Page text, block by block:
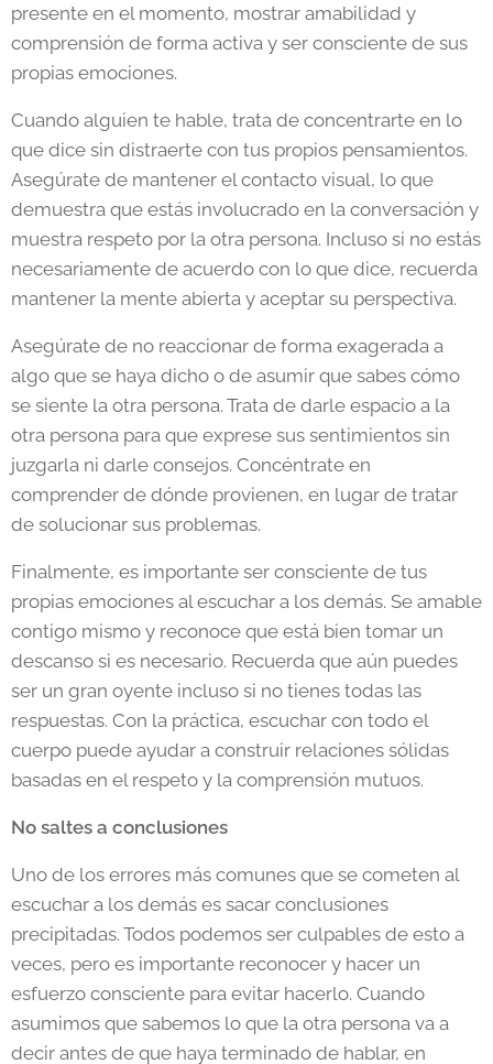
presente en el momento, mostrar amabilidad y
comprensión de forma activa y ser consciente de sus
propias emociones.
Cuando alguien te hable, trata de concentrarte en lo
que dice sin distraerte con tus propios pensamientos.
Asegúrate de mantener el contacto visual, lo que
demuestra que estás involucrado en la conversación y
muestra respeto por la otra persona. Incluso si no estás
necesariamente de acuerdo con lo que dice, recuerda
mantener la mente abierta y aceptar su perspectiva.
Asegúrate de no reaccionar de forma exagerada a
algo que se haya dicho o de asumir que sabes cómo
se siente la otra persona. Trata de darle espacio a la
otra persona para que exprese sus sentimientos sin
juzgarla ni darle consejos. Concéntrate en
comprender de dónde provienen, en lugar de tratar
de solucionar sus problemas.
Finalmente, es importante ser consciente de tus
propias emociones al escuchar a los demás. Se amable
contigo mismo y reconoce que está bien tomar un
descanso si es necesario. Recuerda que aún puedes
ser un gran oyente incluso si no tienes todas las
respuestas. Con la práctica, escuchar con todo el
cuerpo puede ayudar a construir relaciones sólidas
basadas en el respeto y la comprensión mutuos.
No saltes a conclusiones
Uno de los errores más comunes que se cometen al
escuchar a los demás es sacar conclusiones
precipitadas. Todos podemos ser culpables de esto a
veces, pero es importante reconocer y hacer un
esfuerzo consciente para evitar hacerlo. Cuando
asumimos que sabemos lo que la otra persona va a
decir antes de que haya terminado de hablar, en